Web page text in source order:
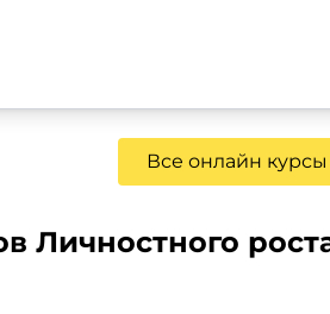
Все онлайн
Личностного